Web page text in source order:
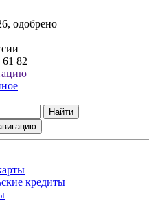
одобрено
61 82
Найти
кредиты